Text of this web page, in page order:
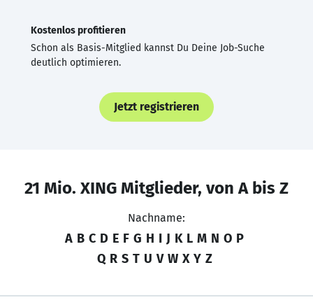
Kostenlos profitieren
Schon als Basis-Mitglied kannst Du Deine Job-Suche
deutlich optimieren.
Jetzt registrieren
21 Mio. XING Mitglieder, von A bis Z
Nachname:
A B C D E F G H I J K L M N O P
Q R S T U V W X Y Z